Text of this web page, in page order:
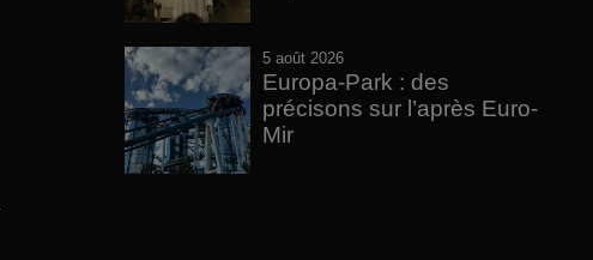
5 août 2026
Europa-Park : des
précisons sur l’après Euro-
Mir